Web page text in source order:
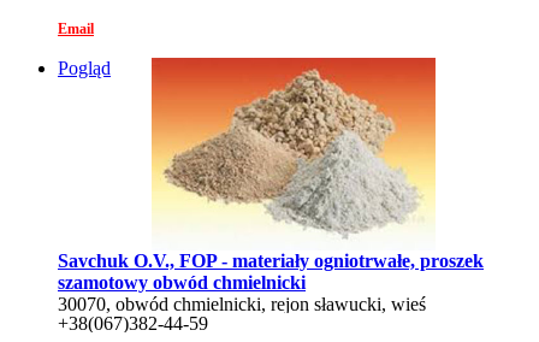
Email
Pogląd
Savchuk O.V., FOP - materiały ogniotrwałe, proszek
szamotowy obwód chmielnicki
30070, obwód chmielnicki, rejon sławucki, wieś
Ułazanówka, ul. B. Chmielnicki, 23
+38(067)382-44-59